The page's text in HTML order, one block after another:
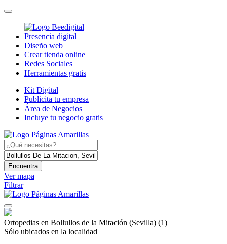
Presencia digital
Diseño web
Crear tienda online
Redes Sociales
Herramientas gratis
Kit Digital
Publicita tu empresa
Área de Negocios
Incluye tu negocio gratis
Encuentra
Ver mapa
Filtrar
Ortopedias en Bollullos de la Mitación (Sevilla) (1)
Sólo ubicados en la localidad